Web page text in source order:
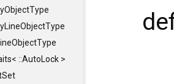
::AutoLock >